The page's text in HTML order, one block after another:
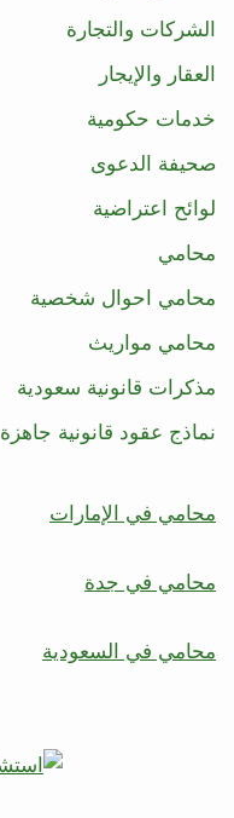
الشركات والتجارة
العقار والإيجار
خدمات حكومية
صحيفة الدعوى
لوائح اعتراضية
محامي
محامي احوال شخصية
محامي مواريث
مذكرات قانونية سعودية
نماذج عقود قانونية جاهزة
محامي في الإمارات
محامي في جدة
محامي في السعودية